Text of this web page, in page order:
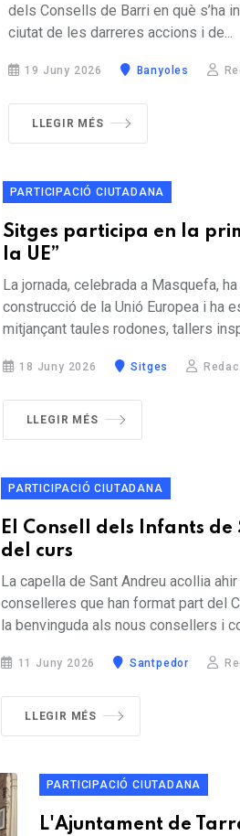
dels Consells de Barri en què s’ha
ciutat de les darreres accions i de...
19 Juny 2026 Banyoles
LLEGIR MÉS
PARTICIPACIÓ CIUTADANA
Sitges participa en la
la UE”
La jornada, celebrada a Masquefa,
construcció de la Unió Europea i ha
mitjançant taules rodones, tallers
18 Juny 2026 Sitges
LLEGIR MÉS
PARTICIPACIÓ CIUTADANA
El Consell dels Infants
del curs
La capella de Sant Andreu acollia
conselleres que han format part del
la benvinguda als nous consellers i
11 Juny 2026 Santpedor
LLEGIR MÉS
PARTICIPACIÓ CIUTADANA
L'Ajuntament de